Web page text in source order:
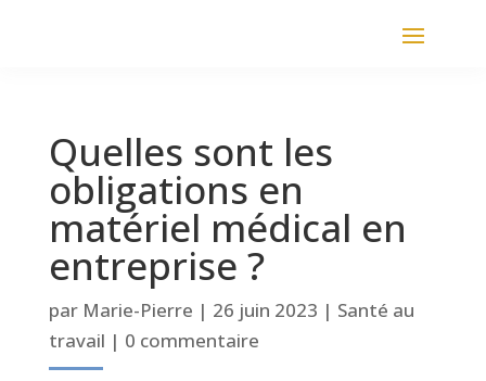
Quelles sont les
obligations en
matériel médical en
entreprise ?
par Marie-Pierre | 26 juin 2023 | Santé au
travail | 0 commentaire